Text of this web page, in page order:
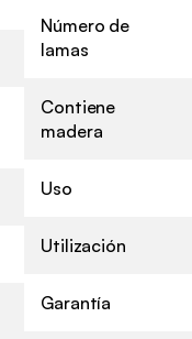
Número de
lamas
Contiene
madera
Uso
Utilización
Garantía